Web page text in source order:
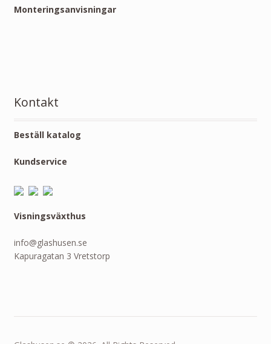
Monteringsanvisningar
Kontakt
Beställ katalog
Kundservice
Visningsväxthus
info@glashusen.se
Kapuragatan 3 Vretstorp